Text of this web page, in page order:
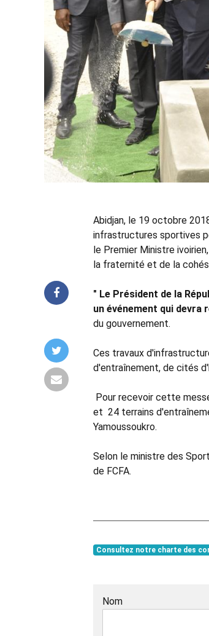
Abidjan, le 19 octobre
infrastructures sportives
le Premier Ministre
la fraternité et de la
" Le Président de la
un événement qui
du gouvernement.
Ces travaux
d'entraînement, de cités
Pour recevoir cette
et 24 terrains
Yamoussoukro.
Selon le ministre des
de FCFA.
Consultez notre charte des
Nom